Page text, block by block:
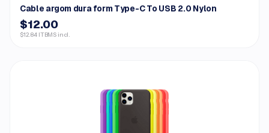
Cable argom dura form Type-C To USB 2.0 Nylon
$12.00
$12.84 ITBMS incl.